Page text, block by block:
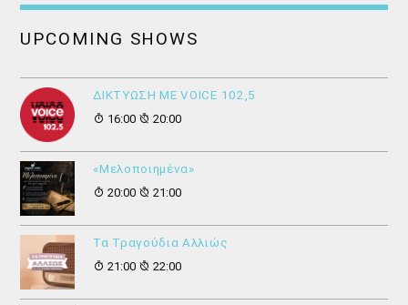
UPCOMING SHOWS
ΔΙΚΤΥΩΣΗ ΜΕ VOICE 102,5
16:00
20:00
«Μελοποιημένα»
20:00
21:00
Τα Τραγούδια Αλλιώς
21:00
22:00